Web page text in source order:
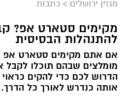
מגזין ירושלים > כתבות
מקימים סטארט אפ?
להתנהלות הבסיסית
אם אתם מקימים סטארט אפ
מומלצים שבהם תוכלו לקבל
הדרוש לכם כדי להקים
אותה כנדרש לאורך כל הדרך.